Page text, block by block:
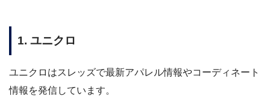
1. ユニクロ
ユニクロはスレッズで最新アパレル情報やコーディネート
情報を発信しています。